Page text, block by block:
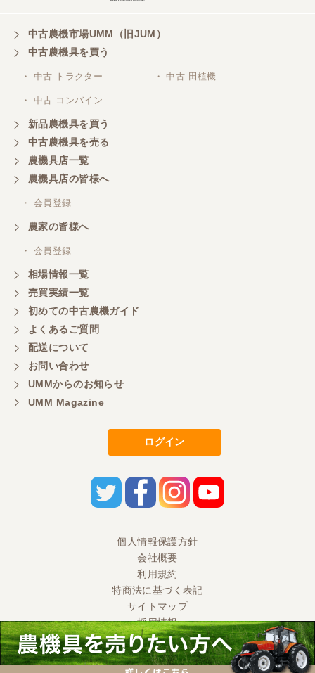
中古農機市場UMM（旧JUM）
中古農機具を買う
・ 中古 トラクター ・ 中古 田植機
・ 中古 コンバイン
新品農機具を買う
中古農機具を売る
農機具店一覧
農機具店の皆様へ
・ 会員登録
農家の皆様へ
・ 会員登録
相場情報一覧
売買実績一覧
初めての中古農機ガイド
よくあるご質問
配送について
お問い合わせ
UMMからのお知らせ
UMM Magazine
ログイン
個人情報保護方針
会社概要
利用規約
特商法に基づく表記
サイトマップ
採用情報
Ⓒ 2020 UMM CO., LTD. All Rights Reserved.